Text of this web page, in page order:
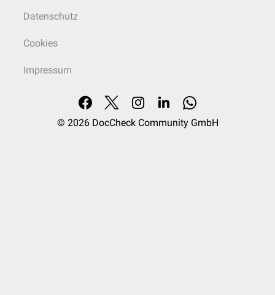
Datenschutz
Cookies
Impressum
© 2026 DocCheck Community GmbH